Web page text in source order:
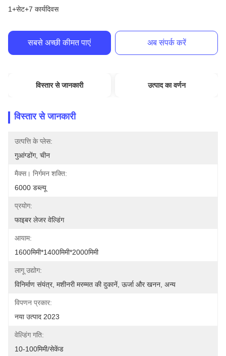
1+सेट+7 कार्यदिवस
सबसे अच्छी कीमत पाएं अब संपर्क करें
विस्तार से जानकारी उत्पाद का वर्णन
विस्तार से जानकारी
उत्पत्ति के प्लेस:
गुआंग्डोंग, चीन
मैक्स। निर्गमन शक्ति:
6000 डब्ल्यू
प्रयोग:
फाइबर लेजर वेल्डिंग
आयाम:
1600मिमी*1400मिमी*2000मिमी
लागू उद्योग:
विनिर्माण संयंत्र, मशीनरी मरम्मत की दुकानें, ऊर्जा और खनन, अन्य
विपणन प्रकार:
नया उत्पाद 2023
वेल्डिंग गति:
10-100मिमी/सेकेंड